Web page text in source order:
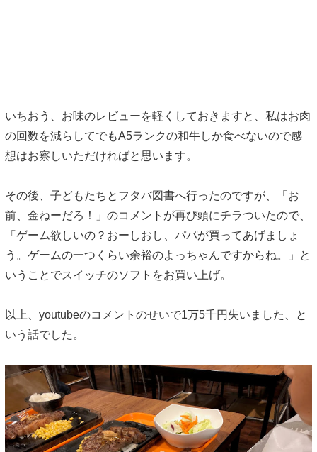
いちおう、お味のレビューを軽くしておきますと、私はお肉
の回数を減らしてでもA5ランクの和牛しか食べないので感
想はお察しいただければと思います。
その後、子どもたちとフタバ図書へ行ったのですが、「お
前、金ねーだろ！」のコメントが再び頭にチラついたので、
「ゲーム欲しいの？おーしおし、パパが買ってあげましょ
う。ゲームの一つくらい余裕のよっちゃんですからね。」と
いうことでスイッチのソフトをお買い上げ。
以上、youtubeのコメントのせいで1万5千円失いました、と
いう話でした。